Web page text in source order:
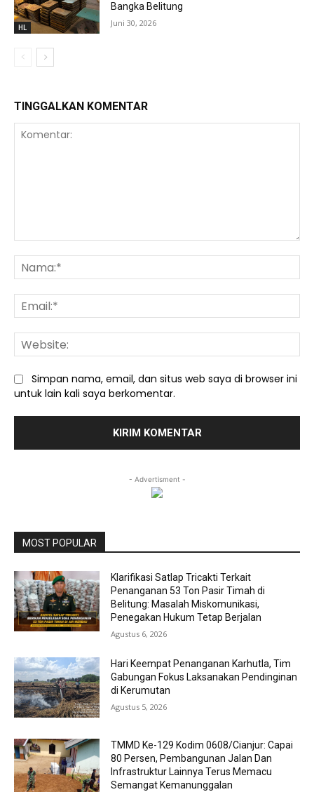
HL
Bangka Belitung
Juni 30, 2026
TINGGALKAN KOMENTAR
Simpan nama, email, dan situs web saya di browser ini
untuk lain kali saya berkomentar.
- Advertisment -
MOST POPULAR
Klarifikasi Satlap Tricakti Terkait
Penanganan 53 Ton Pasir Timah di
Belitung: Masalah Miskomunikasi,
Penegakan Hukum Tetap Berjalan
Agustus 6, 2026
Hari Keempat Penanganan Karhutla, Tim
Gabungan Fokus Laksanakan Pendinginan
di Kerumutan
Agustus 5, 2026
TMMD Ke-129 Kodim 0608/Cianjur: Capai
80 Persen, Pembangunan Jalan Dan
Infrastruktur Lainnya Terus Memacu
Semangat Kemanunggalan